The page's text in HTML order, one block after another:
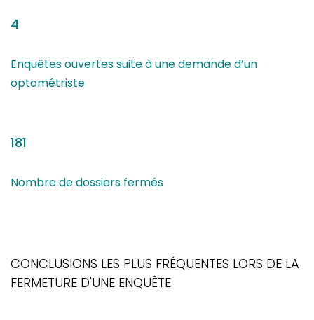
4
Enquêtes ouvertes suite à une demande d’un
optométriste
181
Nombre de dossiers fermés
CONCLUSIONS LES PLUS FRÉQUENTES LORS DE LA
FERMETURE D'UNE ENQUÊTE